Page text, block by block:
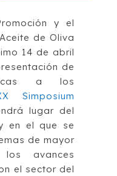
y el
de Oliva
14 de abril
de
a los
Simposium
lugar del
en el que se
de mayor
avances
el sector del